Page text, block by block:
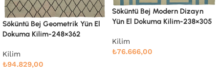
Söküntü Bej Modern Dizayn
Yün El Dokuma Kilim-238×305
₺76.666,00
Devamını oku
Söküntü Bej Modern Dizayn
Yün El Dokuma Kilim-258×337
Kilim
₺91.766,00